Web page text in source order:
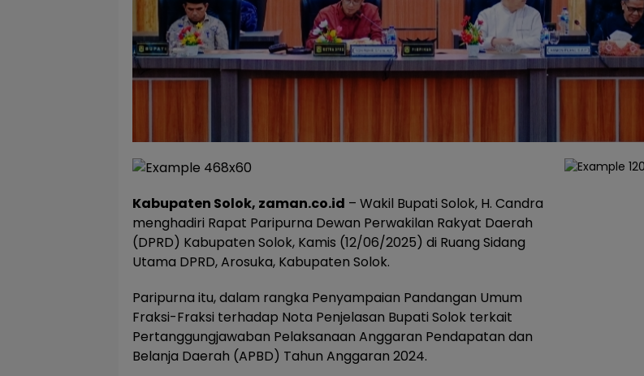
Kabupaten Solok, zaman.co.id – Wakil Bupati Solok, H. Candra
menghadiri Rapat Paripurna Dewan Perwakilan Rakyat Daerah
(DPRD) Kabupaten Solok, Kamis (12/06/2025) di Ruang Sidang
Utama DPRD, Arosuka, Kabupaten Solok.
Paripurna itu, dalam rangka Penyampaian Pandangan Umum
Fraksi-Fraksi terhadap Nota Penjelasan Bupati Solok terkait
Pertanggungjawaban Pelaksanaan Anggaran Pendapatan dan
Belanja Daerah (APBD) Tahun Anggaran 2024.